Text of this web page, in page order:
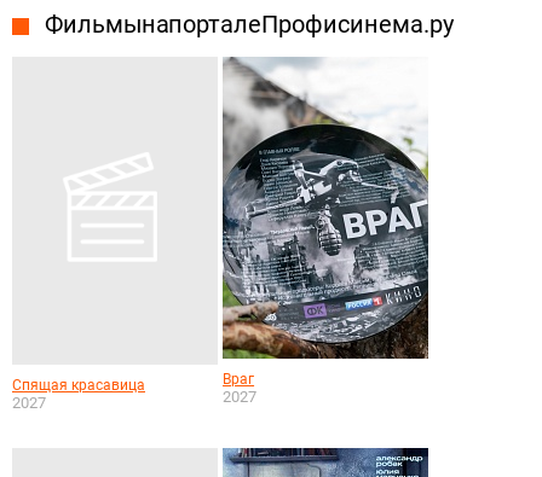
Фильмы на портале Профисинема.ру
Спящая красавица
2027
Враг
2027